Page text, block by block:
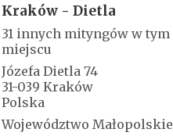
Kraków - Dietla
31 innych mityngów w tym
miejscu
Józefa Dietla 74
31-039 Kraków
Polska
Województwo Małopolskie